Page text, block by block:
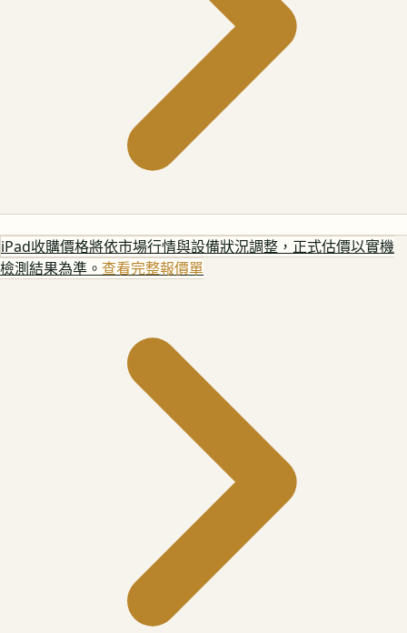
iPad收購價格將依市場行情與設備狀況調整，正式估價以實機
檢測結果為準。 查看完整報價單